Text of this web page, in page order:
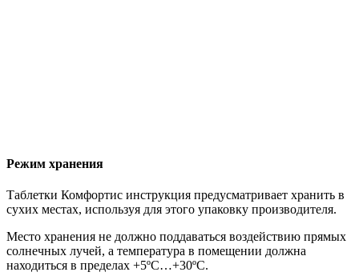
Режим хранения
Таблетки Комфортис инструкция предусматривает хранить в
сухих местах, используя для этого упаковку производителя.
Место хранения не должно поддаваться воздействию прямых
солнечных лучей, а температура в помещении должна
находиться в пределах +5ºС…+30ºС.